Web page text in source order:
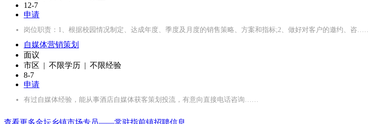
12-7
申请
岗位职责：1、根据校园情况制定、达成年度、季度及月度的销售策略、方案和指标;2、做好对客户的邀约、咨……
自媒体营销策划
面议
市区 | 不限学历 | 不限经验
8-7
申请
有过自媒体经验，能从事酒店自媒体获客策划投流，有意向直接电话咨询……
查看更多金坛乡镇市场专员——常驻指前镇招聘信息